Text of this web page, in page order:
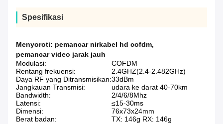
Spesifikasi
Menyoroti: pemancar nirkabel hd cofdm,
pemancar video jarak jauh
Modulasi:
COFDM
Rentang frekuensi:
2.4GHZ(2.4-2.482GHz)
Daya RF yang Ditransmisikan:33dBm
Jangkauan Transmisi:
udara ke darat 40-70km
Bandwidth:
2/4/6/8Mhz
Latensi:
≤15-30ms
Dimensi:
76x73x24mm
Berat badan:
TX: 146g RX: 146g